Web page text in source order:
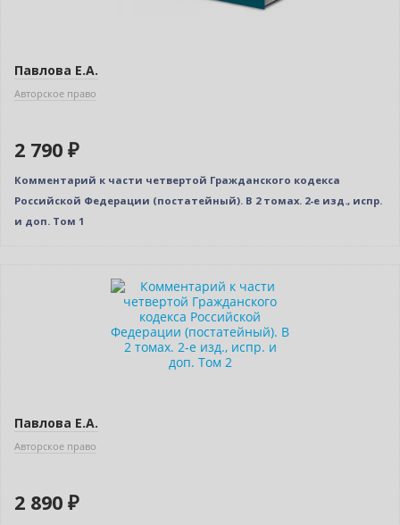
Павлова Е.А.
Авторское право
2 790 ₽
Комментарий к части четвертой Гражданского кодекса
Российской Федерации (постатейный). В 2 томах. 2-е изд., испр.
и доп. Том 1
Павлова Е.А.
Авторское право
2 890 ₽